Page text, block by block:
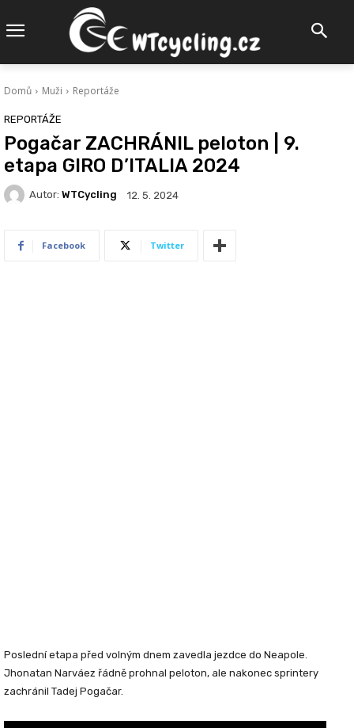
Domů Muži Reportáže
REPORTÁŽE
Pogačar ZACHRÁNIL peloton | 9.
etapa GIRO D’ITALIA 2024
Autor: WTCycling 12. 5. 2024
Facebook Twitter
Poslední etapa před volným dnem zavedla jezdce do Neapole.
Jhonatan Narváez řádně prohnal peloton, ale nakonec sprintery
zachránil Tadej Pogačar.